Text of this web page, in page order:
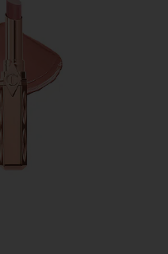
LABIAL COM BLUSH BLUSH